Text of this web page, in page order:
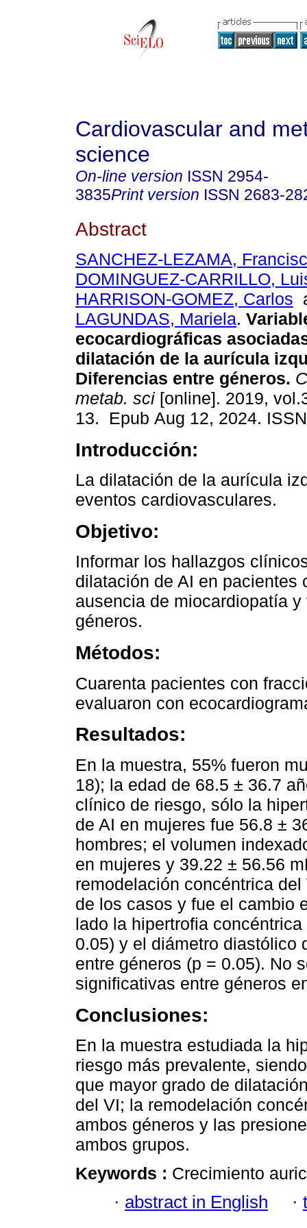
Cardiovascular and
science
On-line version ISSN 2954-
3835Print version ISSN 2683-
Abstract
SANCHEZ-LEZAMA,
DOMINGUEZ-CARRILLO,
HARRISON-GOMEZ, Carlos
LAGUNDAS, Mariela.
ecocardiográficas
dilatación de la aurícula
Diferencias entre géneros.
metab. sci [online]. 2019,
13. Epub Aug 12, 2024.
Introducción:
La dilatación de la aurícula
eventos cardiovasculares.
Objetivo:
Informar los hallazgos
dilatación de AI en pacientes
ausencia de miocardiopatía
géneros.
Métodos:
Cuarenta pacientes con
evaluaron con
Resultados:
En la muestra, 55% fueron
18); la edad de 68.5 ± 36.7
clínico de riesgo, sólo la
de AI en mujeres fue 56.8 ±
hombres; el volumen
en mujeres y 39.22 ± 56.56
remodelación concéntrica
de los casos y fue el cambio
lado la hipertrofia
0.05) y el diámetro diastólico
entre géneros (p = 0.05). No
significativas entre géneros
Conclusiones:
En la muestra estudiada la
riesgo más prevalente,
que mayor grado de
del VI; la remodelación
ambos géneros y las
ambos grupos.
Keywords : Crecimiento
· abstract in English ·